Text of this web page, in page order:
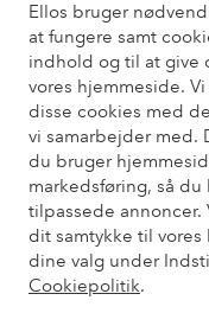
Ellos bruger
at fungere samt
indhold og til at give
vores hjemmeside.
disse cookies med
vi samarbejder med.
du bruger
markedsføring, så
tilpassede
dit samtykke til vores
dine valg under
Cookiepolitik.
Venner
Sikre
Vil du vide mere
elpy